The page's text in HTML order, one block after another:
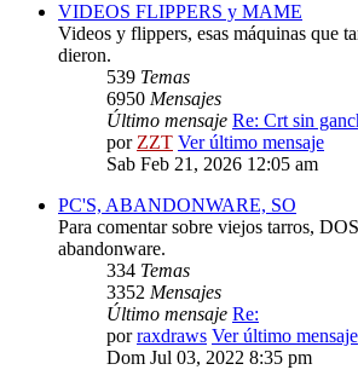
VIDEOS FLIPPERS y MAME
Videos y flippers, esas máquinas que
dieron.
539 Temas
6950 Mensajes
Último mensaje Re: Crt sin
porZZT Ver último mensaje
Sab Feb 21, 2026 12:05 am
PC'S, ABANDONWARE, SO
Para comentar sobre viejos tarros,
abandonware.
334 Temas
3352 Mensajes
Último mensaje Re:
porraxdraws Ver último mensaje
Dom Jul 03, 2022 8:35 pm